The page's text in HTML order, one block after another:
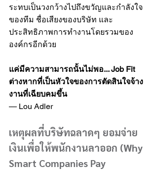
ระทบเป็นวงกว้างไปถึงขวัญและกำลังใจ
ของทีม ชื่อเสียงของบริษัท และ
ประสิทธิภาพการทำงานโดยรวมของ
องค์กรอีกด้วย
แค่มีความสามารถนั้นไม่พอ... Job Fit
ต่างหากที่เป็นหัวใจของการตัดสินใจจ้าง
งานที่เฉียบคมขึ้น
— Lou Adler
เหตุผลที่บริษัทฉลาดๆ ยอมจ่าย
เงินเพื่อให้พนักงานลาออก (Why
Smart Companies Pay